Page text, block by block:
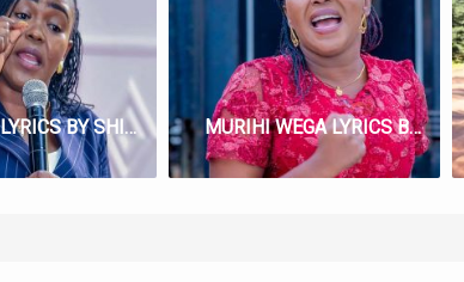
NDENGU LYRICS BY SHIRU WA GP MURIHI WEGA LYRICS BY SHIRU WA GP